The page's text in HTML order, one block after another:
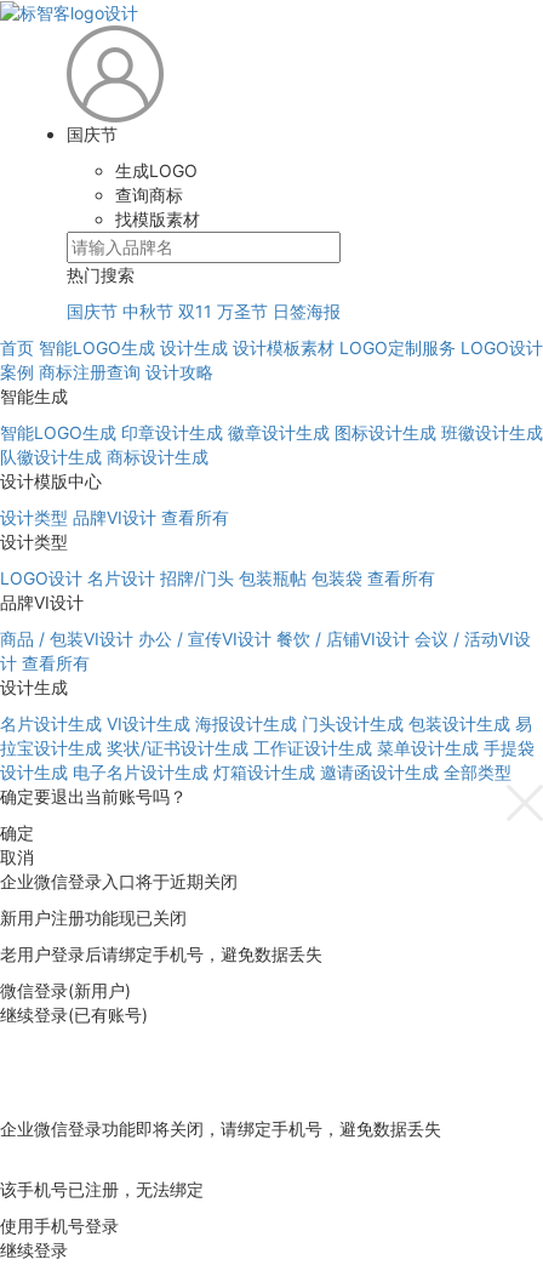
国庆节
生成LOGO
查询商标
找模版素材
热门搜索
国庆节 中秋节 双11 万圣节 日签海报
首页 智能LOGO生成 设计生成 设计模板素材 LOGO定制服务 LOGO设计
案例 商标注册查询 设计攻略
智能生成
智能LOGO生成 印章设计生成 徽章设计生成 图标设计生成 班徽设计生成
队徽设计生成 商标设计生成
设计模版中心
设计类型 品牌VI设计 查看所有
设计类型
LOGO设计 名片设计 招牌/门头 包装瓶帖 包装袋 查看所有
品牌VI设计
商品 / 包装VI设计 办公 / 宣传VI设计 餐饮 / 店铺VI设计 会议 / 活动VI设
计 查看所有
设计生成
名片设计生成 VI设计生成 海报设计生成 门头设计生成 包装设计生成 易
拉宝设计生成 奖状/证书设计生成 工作证设计生成 菜单设计生成 手提袋
设计生成 电子名片设计生成 灯箱设计生成 邀请函设计生成 全部类型
确定要退出当前账号吗？
确定
取消
企业微信登录入口将于近期关闭
新用户注册功能现已关闭
老用户登录后请绑定手机号，避免数据丢失
微信登录(新用户)
继续登录(已有账号)
企业微信登录功能即将关闭，请绑定手机号，避免数据丢失
该手机号已注册，无法绑定
使用手机号登录
继续登录